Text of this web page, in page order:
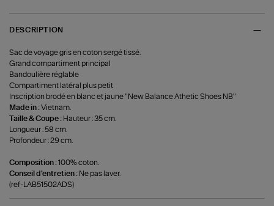
DESCRIPTION
Sac de voyage gris en coton sergé tissé.
Grand compartiment principal
Bandoulière réglable
Compartiment latéral plus petit
Inscription brodé en blanc et jaune "New Balance Athetic Shoes NB"
Made in :Vietnam.
Taille & Coupe : Hauteur : 35 cm.
Longueur : 58 cm.
Profondeur : 29 cm.
Composition :100% coton.
Conseil d'entretien : Ne pas laver.
(ref-LAB51502ADS)